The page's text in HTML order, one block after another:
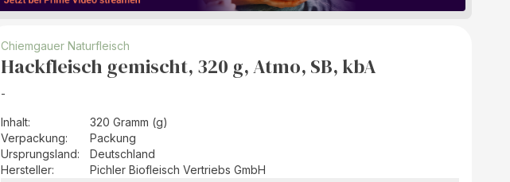
Chiemgauer Naturfleisch
Hackfleisch gemischt, 320 g, Atmo, SB, kbA
-
Inhalt:
320 Gramm (g)
Verpackung:
Packung
Ursprungsland:
Deutschland
Hersteller: Pichler Biofleisch Vertriebs GmbH